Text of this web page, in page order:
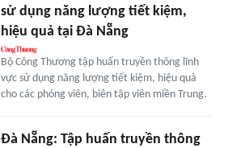
sử dụng năng lượng tiết kiệm,
hiệu quả tại Đà Nẵng
Bộ Công Thương tập huấn truyền thông lĩnh
vực sử dụng năng lượng tiết kiệm, hiệu quả
cho các phóng viên, biên tập viên miền Trung.
Đà Nẵng: Tập huấn truyền thông